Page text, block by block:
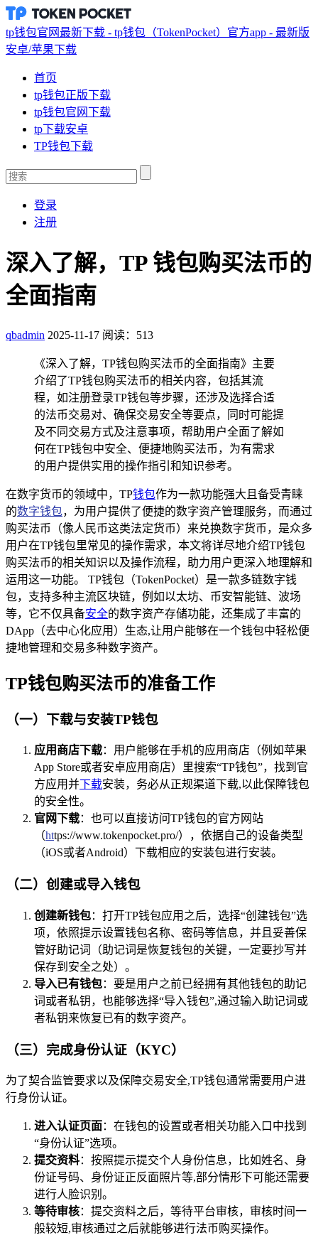
tp钱包官网最新下载 - tp钱包（TokenPocket）官方app - 最新版
安卓/苹果下载
首页
tp钱包正版下载
tp钱包官网下载
tp下载安卓
TP钱包下载
登录
注册
深入了解，TP 钱包购买法币的
全面指南
qbadmin 2025-11-17 阅读：513
《深入了解，TP钱包购买法币的全面指南》主要
介绍了TP钱包购买法币的相关内容，包括其流
程，如注册登录TP钱包等步骤，还涉及选择合适
的法币交易对、确保交易安全等要点，同时可能提
及不同交易方式及注意事项，帮助用户全面了解如
何在TP钱包中安全、便捷地购买法币，为有需求
的用户提供实用的操作指引和知识参考。
在数字货币的领域中，TP钱包作为一款功能强大且备受青睐
的数字钱包，为用户提供了便捷的数字资产管理服务，而通过
购买法币（像人民币这类法定货币）来兑换数字货币，是众多
用户在TP钱包里常见的操作需求，本文将详尽地介绍TP钱包
购买法币的相关知识以及操作流程，助力用户更深入地理解和
运用这一功能。 TP钱包（TokenPocket）是一款多链数字钱
包，支持多种主流区块链，例如以太坊、币安智能链、波场
等，它不仅具备安全的数字资产存储功能，还集成了丰富的
DApp（去中心化应用）生态,让用户能够在一个钱包中轻松便
捷地管理和交易多种数字资产。
TP钱包购买法币的准备工作
（一）下载与安装TP钱包
应用商店下载：用户能够在手机的应用商店（例如苹果
App Store或者安卓应用商店）里搜索“TP钱包”，找到官
方应用并下载安装，务必从正规渠道下载,以此保障钱包
的安全性。
官网下载：也可以直接访问TP钱包的官方网站
（https://www.tokenpocket.pro/），依据自己的设备类型
（iOS或者Android）下载相应的安装包进行安装。
（二）创建或导入钱包
创建新钱包：打开TP钱包应用之后，选择“创建钱包”选
项，依照提示设置钱包名称、密码等信息，并且妥善保
管好助记词（助记词是恢复钱包的关键，一定要抄写并
保存到安全之处）。
导入已有钱包：要是用户之前已经拥有其他钱包的助记
词或者私钥，也能够选择“导入钱包”,通过输入助记词或
者私钥来恢复已有的数字资产。
（三）完成身份认证（KYC）
为了契合监管要求以及保障交易安全,TP钱包通常需要用户进
行身份认证。
进入认证页面：在钱包的设置或者相关功能入口中找到
“身份认证”选项。
提交资料：按照提示提交个人身份信息，比如姓名、身
份证号码、身份证正反面照片等,部分情形下可能还需要
进行人脸识别。
等待审核：提交资料之后，等待平台审核，审核时间一
般较短,审核通过之后就能够进行法币购买操作。